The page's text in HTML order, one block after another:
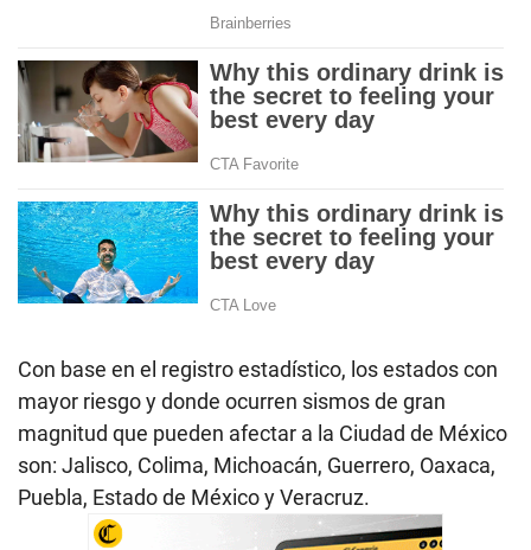
Con base en el registro estadístico, los estados con
mayor riesgo y donde ocurren sismos de gran
magnitud que pueden afectar a la Ciudad de México
son: Jalisco, Colima, Michoacán, Guerrero, Oaxaca,
Puebla, Estado de México y Veracruz.